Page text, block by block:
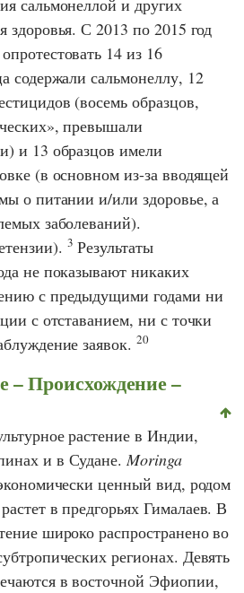
сальмонеллой и других
здоровья. С 2013 по 2015 год
14 из 16
содержали сальмонеллу, 12
(восемь образцов,
превышали
и 13 образцов имели
(в основном из-за вводящей
о питании и/или здоровье, а
заболеваний).
3 Результаты
не показывают никаких
с предыдущими годами ни
с отставанием, ни с точки
заявок. 20
– Происхождение –
растение в Индии,
и в Судане.Moringa
ценный вид, родом
в предгорьях Гималаев. В
широко распространено во
регионах. Девять
в восточной Эфиопии,